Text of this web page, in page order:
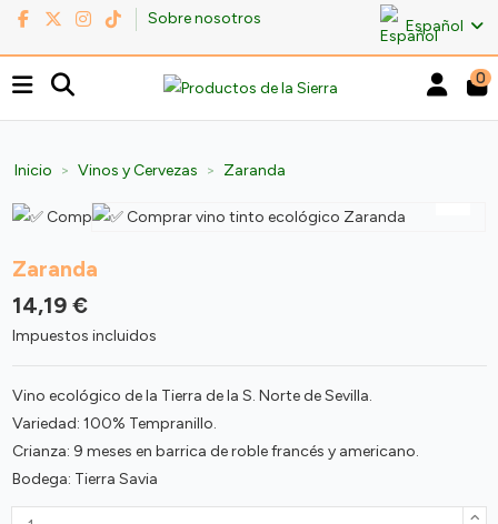
Sobre nosotros Español
0
Inicio Vinos y Cervezas Zaranda
Zaranda
14,19 €
Impuestos incluidos
Vino ecológico de la Tierra de la S. Norte de Sevilla.
Variedad: 100% Tempranillo.
Crianza: 9 meses en barrica de roble francés y americano.
Bodega: Tierra Savia